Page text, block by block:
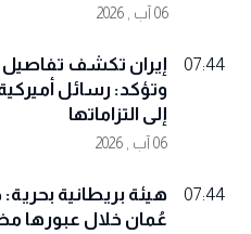
06 آب , 2026
07:44
إيران تكشف
وتؤكد: رسائل
إلى التزاماتها
06 آب , 2026
07:44
هيئة بريطانية
عُمان خلال عبورها